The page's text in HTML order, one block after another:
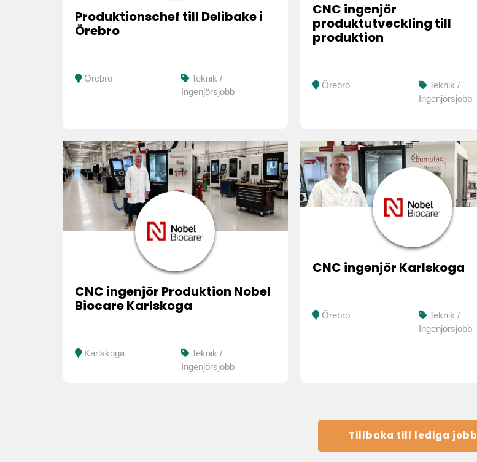
Produktionschef till Delibake i
Örebro
Örebro
Teknik /
Ingenjörsjobb
CNC ingenjör
produktutveckling till
produktion
Örebro
Teknik /
Ingenjörsjobb
CNC ingenjör Produktion Nobel
Biocare Karlskoga
Karlskoga
Teknik /
Ingenjörsjobb
CNC ingenjör Karlskoga
Örebro
Teknik /
Ingenjörsjobb
Tillbaka till lediga jobb